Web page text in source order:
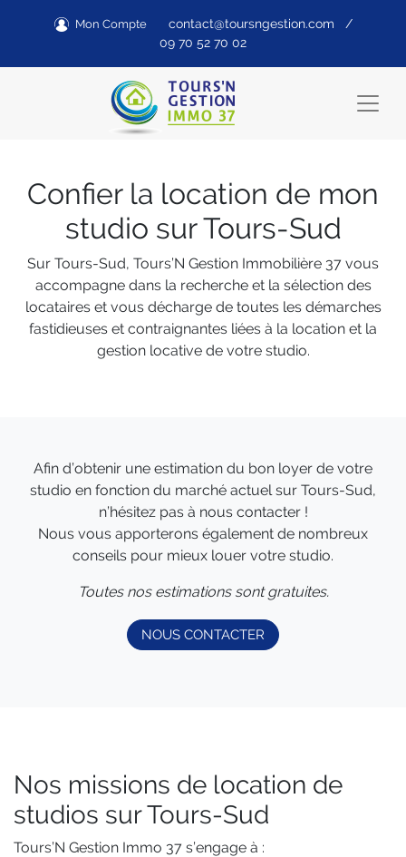
Mon Compte contact@toursngestion.com /
09 70 52 70 02
Confier la location de mon
studio sur Tours-Sud
Sur Tours-Sud, Tours’N Gestion Immobilière 37 vous
accompagne dans la recherche et la sélection des
locataires et vous décharge de toutes les démarches
fastidieuses et contraignantes liées à la location et la
gestion locative de votre studio.
Afin d’obtenir une estimation du bon loyer de votre
studio en fonction du marché actuel sur Tours-Sud,
n’hésitez pas à nous contacter !
Nous vous apporterons également de nombreux
conseils pour mieux louer votre studio.
Toutes nos estimations sont gratuites.
NOUS CONTACTER
Nos missions de location de
studios sur Tours-Sud
Tours’N Gestion Immo 37 s’engage à :